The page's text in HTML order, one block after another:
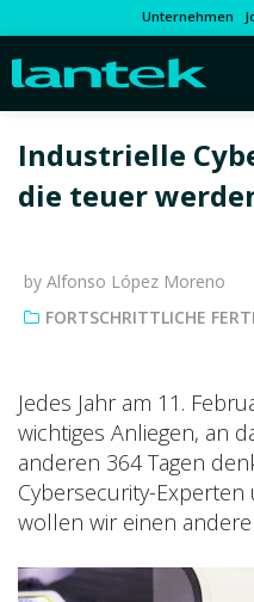
Unternehmen
Industrielle
die teuer
by Alfonso López Moreno
FORTSCHRITTLICHE
Jedes Jahr am 11.
wichtiges Anliegen, an
anderen 364 Tagen
Cybersecurity-
wollen wir einen